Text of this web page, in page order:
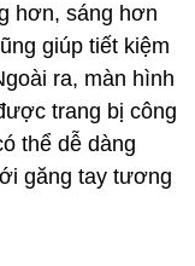
hơn, sáng hơn
giúp tiết kiệm
ra, màn hình
trang bị công
thể dễ dàng
găng tay tương